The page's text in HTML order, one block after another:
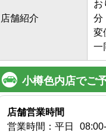
店舗紹介
お
分
変
一
小樽色内店でご
店舗営業時間
営業時間： 平日 08:00-